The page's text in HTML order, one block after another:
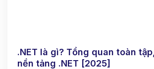
.NET là gì? Tổng quan toàn
nền tảng .NET [2025]